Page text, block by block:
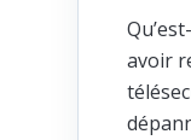
avoir